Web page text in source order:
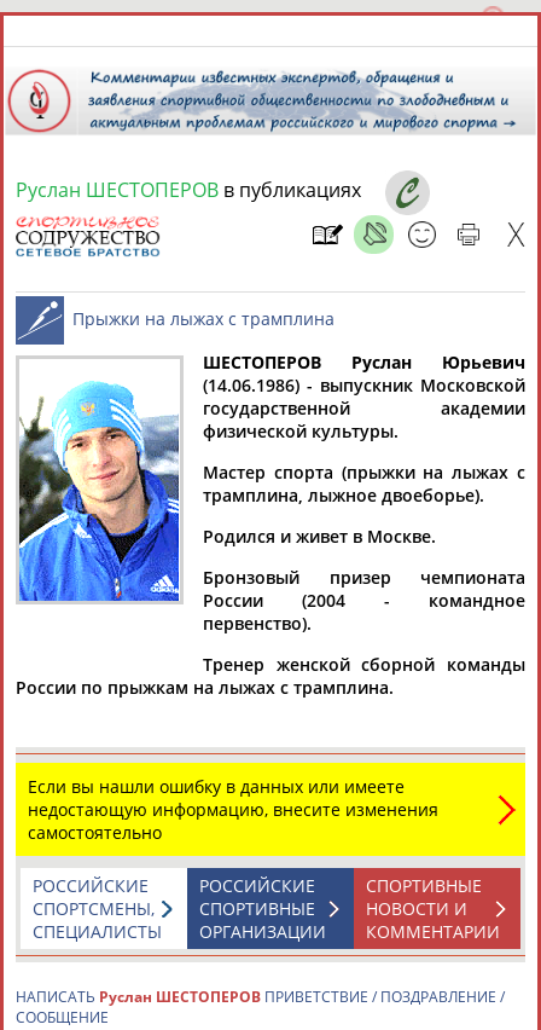
8 августа 2026 года,
СПОРТСМЕНЫ, ТРЕНЕРЫ И СПЕЦИАЛИСТЫ
1персона Расширенный поиск
Руслан
ШЕСТОПЕРОВ
Ваш запрос: "Руслан ШЕСТОПЕРОВ"
По условиям запроса публикаций нет
ТАБЛО АКТИВНОСТИ
ЦЕЛИ ПРОЕКТА КОНТАКТЫ НАШИ КНОПКИ РЕКЛАМА
Руслан ШЕСТОПЕРОВ в публикациях
Прыжки на лыжах с трамплина
ШЕСТОПЕРОВ Руслан Юрьевич
(14.06.1986) - выпускник Московской
государственной академии
физической культуры.
Мастер спорта (прыжки на лыжах с
трамплина, лыжное двоеборье).
Родился и живет в Москве.
Бронзовый призер чемпионата
России (2004 - командное
первенство).
Тренер женской сборной команды
России по прыжкам на лыжах с трамплина.
Если вы нашли ошибку в данных или имеете
недостающую информацию, внесите изменения
самостоятельно
СПОРТИВНЫЕ
НОВОСТИ И
КОММЕНТАРИИ
РОССИЙСКИЕ
СПОРТИВНЫЕ
ОРГАНИЗАЦИИ
РОССИЙСКИЕ
СПОРТСМЕНЫ,
СПЕЦИАЛИСТЫ
НАПИСАТЬ Руслан ШЕСТОПЕРОВ ПРИВЕТСТВИЕ / ПОЗДРАВЛЕНИЕ /
СООБЩЕНИЕ